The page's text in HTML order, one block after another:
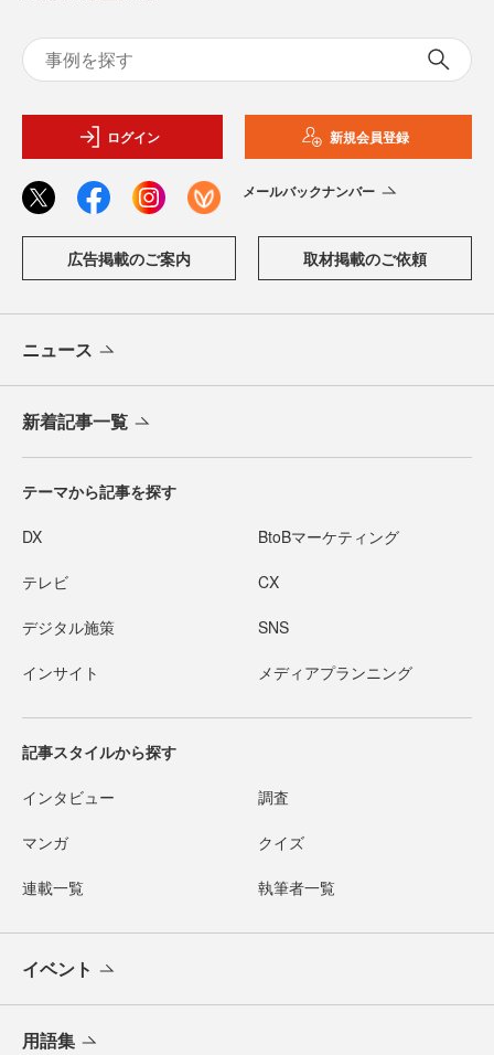
ログイン 新規会員登録
メールバックナンバー
広告掲載のご案内 取材掲載のご依頼
ニュース
新着記事一覧
テーマから記事を探す
DX BtoBマーケティング
テレビ CX
デジタル施策 SNS
インサイト メディアプランニング
記事スタイルから探す
インタビュー 調査
マンガ クイズ
連載一覧 執筆者一覧
イベント
用語集